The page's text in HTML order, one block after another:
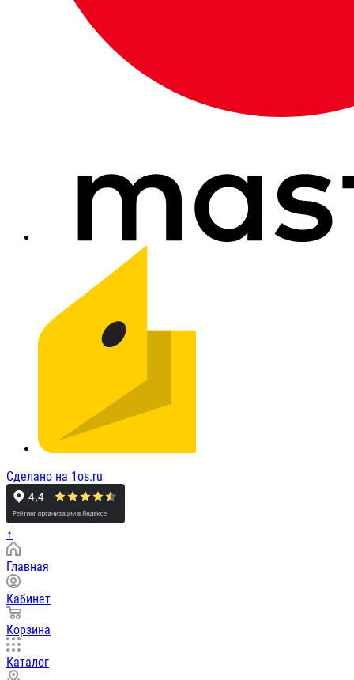
Сделано на 1os.ru
↑
Главная
Кабинет
Корзина
Каталог